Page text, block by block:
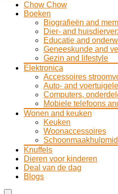
Chow Chow
Boeken
Biografieën and
Dier- and
Educatie and
Geneeskunde and
Gezin and lifestyle
Elektronica
Accessoires
Auto- and
Computers,
Mobiele telefoons
Wonen and keuken
Keuken
Woonaccessoires
Knuffels
Dieren voor kinderen
Deal van de dag
Blogs